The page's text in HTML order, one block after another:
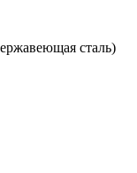
сталь)